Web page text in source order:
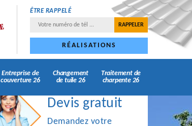
ÊTRE RAPPELÉ
RÉALISATIONS
Entreprise de
couverture 26
Changement
de tuile 26
Traitement de
charpente 26
Devis gratuit
Demandez votre